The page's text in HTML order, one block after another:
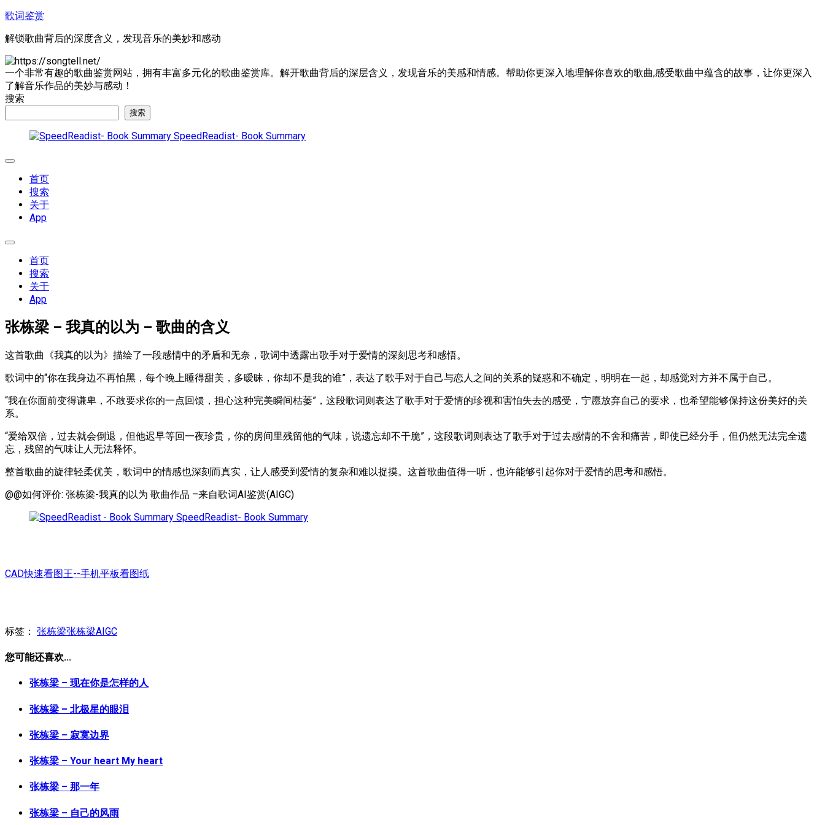
跳
内
容
歌词鉴赏
解锁歌曲背后的深度含义，发现音乐的美妙和感动
一个非常有趣的歌曲鉴赏网站，拥有丰富多元化的歌曲鉴赏库。解开歌曲背后的深层含义，发现音乐的美感和情感。帮助你更深入地理解你喜欢的歌曲,感受歌曲中蕴含的故事，让你更深入
了解音乐作品的美妙与感动！
搜索
搜索
SpeedReadist- Book Summary
展
首页
搜索
关于
App
展
首页
搜索
关于
App
张栋梁 – 我真的以为 – 歌曲的含义
这首歌曲《我真的以为》描绘了一段感情中的矛盾和无奈，歌词中透露出歌手对于爱情的深刻思考和感悟。
歌词中的“你在我身边不再怕黑，每个晚上睡得甜美，多暧昧，你却不是我的谁”，表达了歌手对于自己与恋人之间的关系的疑惑和不确定，明明在一起，却感觉对方并不属于自己。
“我在你面前变得谦卑，不敢要求你的一点回馈，担心这种完美瞬间枯萎”，这段歌词则表达了歌手对于爱情的珍视和害怕失去的感受，宁愿放弃自己的要求，也希望能够保持这份美好的关
系。
“爱给双倍，过去就会倒退，但他迟早等回一夜珍贵，你的房间里残留他的气味，说遗忘却不干脆”，这段歌词则表达了歌手对于过去感情的不舍和痛苦，即使已经分手，但仍然无法完全遗
忘，残留的气味让人无法释怀。
整首歌曲的旋律轻柔优美，歌词中的情感也深刻而真实，让人感受到爱情的复杂和难以捉摸。这首歌曲值得一听，也许能够引起你对于爱情的思考和感悟。
@@如何评价: 张栋梁-我真的以为 歌曲作品 –来自歌词AI鉴赏(AIGC)
SpeedReadist- Book Summary
CAD快速看图王--手机平板看图纸
标签： 张栋梁张栋梁AIGC
您可能还喜欢...
张栋梁 – 现在你是怎样的人
张栋梁 – 北极星的眼泪
张栋梁 – 寂寞边界
张栋梁 – Your heart My heart
张栋梁 – 那一年
张栋梁 – 自己的风雨